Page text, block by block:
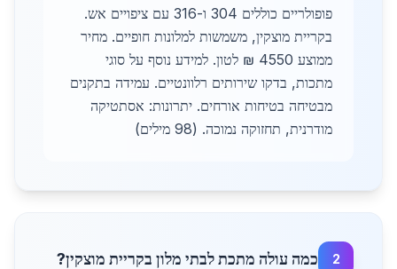
פופולריים כוללים 304 ו-316 עם ציפויים אש.
בקריית מוצקין, משמשות למלונות חופיים. מחיר
ממוצע 4550 ₪ לטון. למידע נוסף על סוגי
מתכות, בדקו שירותים רלוונטיים. עמידה בתקנים
מבטיחה בטיחות אורחים. יתרונות: אסתטיקה
מודרנית, תחזוקה נמוכה. (98 מילים)
2 כמה עולה מתכת לבתי מלון בקריית מוצקין?